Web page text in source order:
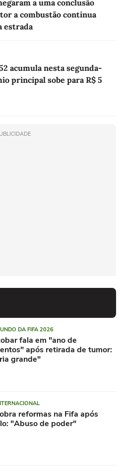
a uma conclusão
a combustão continua
estrada
acumula nesta segunda-
principal sobe para R$ 5
DA FIFA 2026
fala em "ano de
após retirada de tumor:
grande"
reformas na Fifa após
"Abuso de poder"